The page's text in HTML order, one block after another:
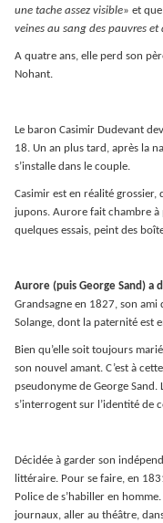
une tache assez visible» et que
veines au sang des pauvres et
A quatre ans, elle perd son
Nohant.
Le baron Casimir Dudevant
18. Un an plus tard, après la
s’installe dans le couple.
Casimir est en réalité
jupons. Aurore fait chambre à
quelques essais, peint des
Aurore (puis George Sand) a
Grandsagne en 1827, son ami
Solange, dont la paternité est
Bien qu’elle soit toujours
son nouvel amant. C’est à
pseudonyme de George
s’interrogent sur l’identité de
Décidée à garder son
littéraire. Pour se faire, en
Police de s’habiller en
journaux, aller au théâtre,